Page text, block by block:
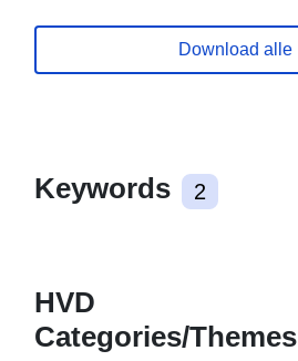
Download alle
Keywords 2
HVD
Categories/Themes